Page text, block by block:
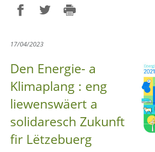
17/04/2023
Den Energie- a
Klimaplang : eng
liewenswäert a
solidaresch Zukunft
fir Lëtzebuerg